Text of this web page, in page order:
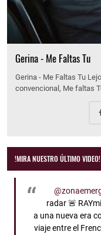
Gerina - Me Faltas Tu
Gerina - Me Faltas Tu
convencional, Me faltas
!MIRA NUESTRO ÚLTIMO VIDEO!
radar 🚨
a una nueva era
viaje entre el